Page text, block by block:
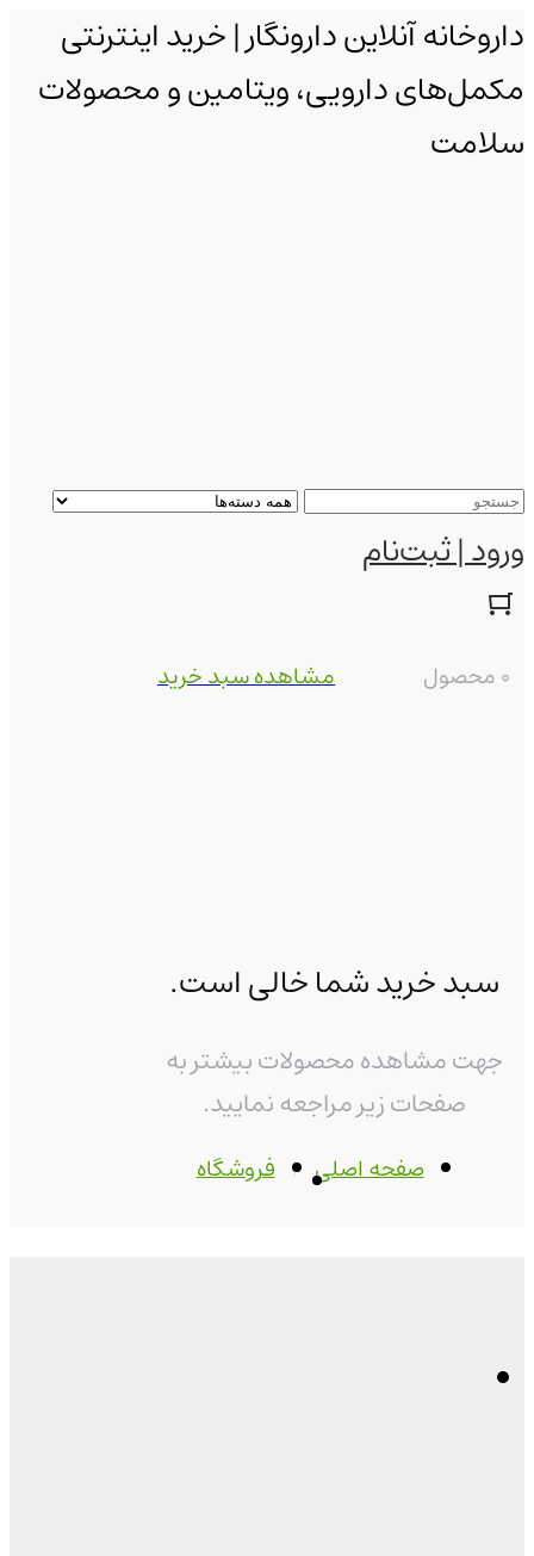
داروخانه آنلاین دارونگار | خرید اینترنتی
مکمل‌های دارویی، ویتامین و محصولات
سلامت
ورود | ثبت‌نام
0 محصول مشاهده سبد خرید
سبد خرید شما خالی است.
جهت مشاهده محصولات بیشتر به
صفحات زیر مراجعه نمایید.
صفحه اصلی فروشگاه